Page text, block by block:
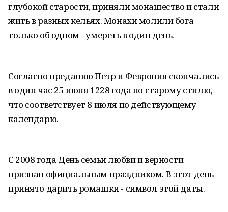
глубокой старости, приняли монашество и стали
жить в разных кельях. Монахи молили бога
только об одном - умереть в один день.
Согласно преданию Петр и Феврония скончались
в один час 25 июня 1228 года по старому стилю,
что соответствует 8 июля по действующему
календарю.
С 2008 года День семьи любви и верности
признан официальным праздником. В этот день
принято дарить ромашки - символ этой даты.